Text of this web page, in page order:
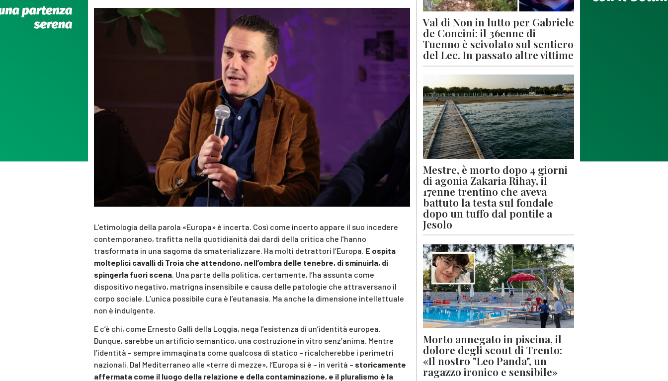
L’etimologia della parola «Europa» è incerta. Così come incerto appare il suo incedere
contemporaneo, trafitta nella quotidianità dai dardi della critica che l’hanno
trasformata in una sagoma da smaterializzare. Ha molti detrattori l’Europa. E ospita
molteplici cavalli di Troia che attendono, nell’ombra delle tenebre, di sminuirla, di
spingerla fuori scena. Una parte della politica, certamente, l’ha assunta come
dispositivo negativo, matrigna insensibile e causa delle patologie che attraversano il
corpo sociale. L’unica possibile cura è l’eutanasia. Ma anche la dimensione intellettuale
non è indulgente.
E c’è chi, come Ernesto Galli della Loggia, nega l’esistenza di un’identità europea.
Dunque, sarebbe un artificio semantico, una costruzione in vitro senz’anima. Mentre
l’identità – sempre immaginata come qualcosa di statico – ricalcherebbe i perimetri
nazionali. Dal Mediterraneo alle «terre di mezze», l’Europa si è – in verità – storicamente
affermata come il luogo della relazione e della contaminazione, e il pluralismo è la
Val di Non in lutto per Gabriele
de Concini: il 36enne di
Tuenno è scivolato sul sentiero
del Lec. In passato altre vittime
Mestre, è morto dopo 4 giorni
di agonia Zakaria Rihay, il
17enne trentino che aveva
battuto la testa sul fondale
dopo un tuffo dal pontile a
Jesolo
Morto annegato in piscina, il
dolore degli scout di Trento:
«Il nostro "Leo Panda", un
ragazzo ironico e sensibile»